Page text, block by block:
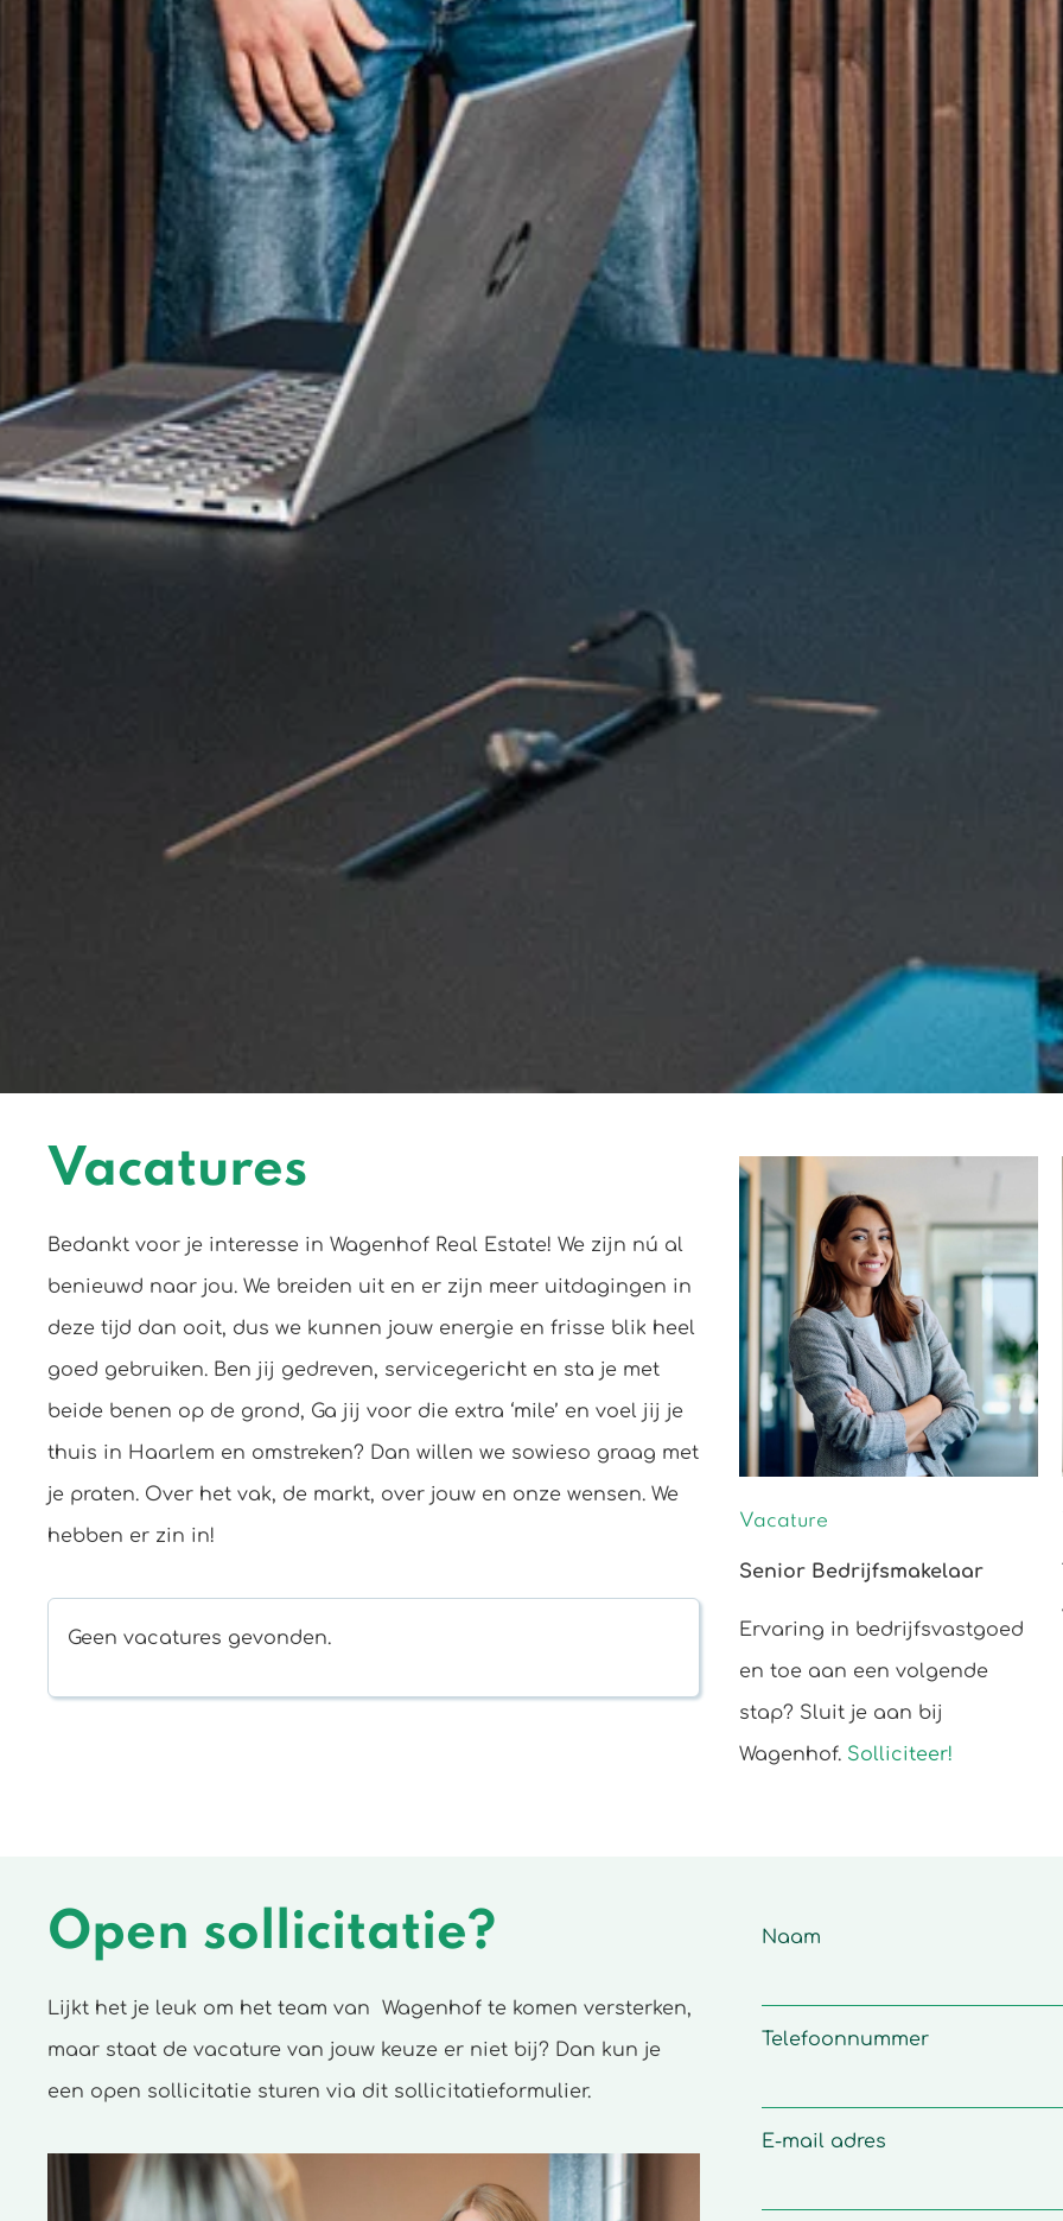
Vacatures
Bedankt voor je interesse in Wagenhof Real Estate! We zijn nú al
benieuwd naar jou. We breiden uit en er zijn meer uitdagingen in
deze tijd dan ooit, dus we kunnen jouw energie en frisse blik heel
goed gebruiken. Ben jij gedreven, servicegericht en sta je met
beide benen op de grond, Ga jij voor die extra ‘mile’ en voel jij je
thuis in Haarlem en omstreken? Dan willen we sowieso graag met
je praten. Over het vak, de markt, over jouw en onze wensen. We
hebben er zin in!
Geen vacatures gevonden.
Vacature
Senior Bedrijfsmakelaar
Ervaring in bedrijfsvastgoed
en toe aan een volgende
stap? Sluit je aan bij
Wagenhof. Solliciteer!
Open sollicitatie?
Lijkt het je leuk om het team van Wagenhof te komen versterken,
maar staat de vacature van jouw keuze er niet bij? Dan kun je
een open sollicitatie sturen via dit sollicitatieformulier.
Naam
Telefoonnummer
E-mail adres